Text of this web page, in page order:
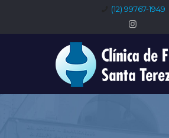
(12) 99767-1949